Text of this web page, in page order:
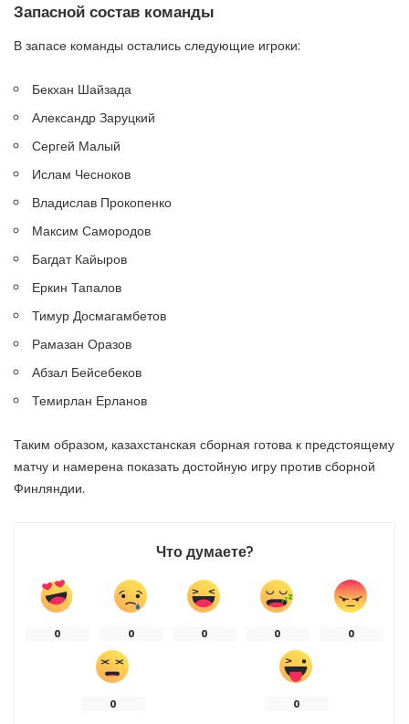
Запасной состав команды
В запасе команды остались следующие игроки:
Бекхан Шайзада
Александр Заруцкий
Сергей Малый
Ислам Чесноков
Владислав Прокопенко
Максим Самородов
Багдат Кайыров
Еркин Тапалов
Тимур Досмагамбетов
Рамазан Оразов
Абзал Бейсебеков
Темирлан Ерланов
Таким образом, казахстанская сборная готова к предстоящему
матчу и намерена показать достойную игру против сборной
Финляндии.
Что думаете?
0 0 0 0 0
0 0